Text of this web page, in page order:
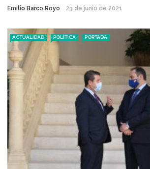
Emilio Barco Royo 23 de junio de 2021
ACTUALIDAD POLÍTICA PORTADA